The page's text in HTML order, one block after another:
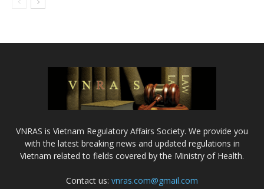
VNRAS is Vietnam Regulatory Affairs Society. We provide you
with the latest breaking news and updated regulations in
Vietnam related to fields covered by the Ministry of Health.
Contact us: vnras.com@gmail.com